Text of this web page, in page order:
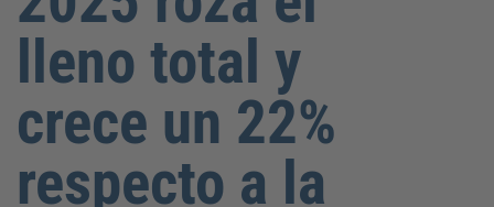
lleno total y
crece un 22%
respecto a la